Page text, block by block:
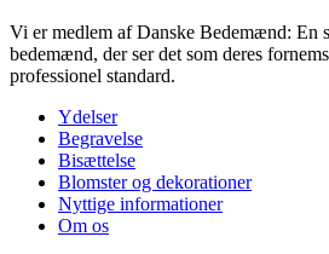
Vi er medlem af Danske Bedemænd: En
bedemænd, der ser det som deres
professionel standard.
Ydelser
Begravelse
Bisættelse
Blomster og dekorationer
Nyttige informationer
Om os